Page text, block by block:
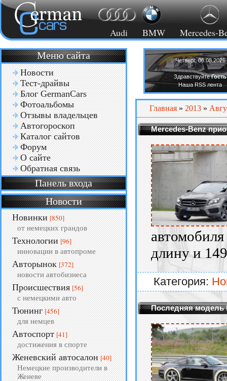
Audi BMW Mercedes-
Меню сайта
Новости
Тест-драйвы
Блог GermanCars
Фотоальбомы
Отзывы владельцев
Автогороскоп
Каталог сайтов
Форум
О сайте
Обратная связь
Панель входа
Новости
Новинки [850]
от немецких грандов
Технологии [96]
инновации в автопроме
Авторынок [372]
новости автобизнеса
Происшествия [56]
с немецкими авто
Тюнинг [456]
для немцев
Автоспорт [41]
достижения в спорте
Женевский автосалон [40]
Немецкие производители в
Женеве
Четверг, 06.08.2026
ЗдравствуйтеГость
Наша RSS лента
Главная » 2013 »
Mercedes-Benz
длину и
Категория:
Последняя модель